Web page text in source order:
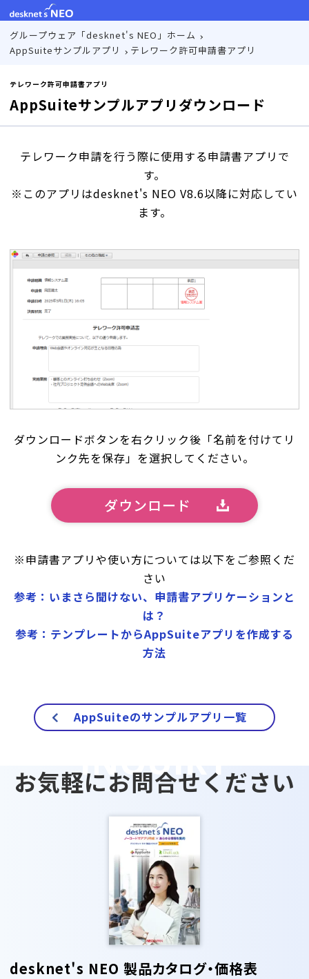
グループウェア「desknet's NEO」ホーム
AppSuiteサンプルアプリ
テレワーク許可申請書アプリ
テレワーク許可申請書アプリ
AppSuiteサンプルアプリダウンロード
テレワーク申請を行う際に使用する申請書アプリで
す。
※このアプリはdesknet's NEO V8.6以降に対応してい
ます。
ダウンロードボタンを右クリック後「名前を付けてリ
ンク先を保存」を選択してください。
ダウンロード
※申請書アプリや使い方については以下をご参照くだ
さい
参考：いまさら聞けない、申請書アプリケーションと
は？
参考：テンプレートからAppSuiteアプリを作成する
方法
AppSuiteのサンプルアプリ一覧
お気軽にお問合せください
desknet's NEO 製品カタログ・価格表